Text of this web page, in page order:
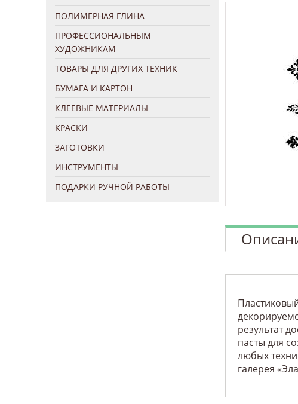
ПОЛИМЕРНАЯ ГЛИНА
ПРОФЕССИОНАЛЬНЫМ
ХУДОЖНИКАМ
ТОВАРЫ ДЛЯ ДРУГИХ ТЕХНИК
БУМАГА И КАРТОН
КЛЕЕВЫЕ МАТЕРИАЛЫ
КРАСКИ
ЗАГОТОВКИ
ИНСТРУМЕНТЫ
ПОДАРКИ РУЧНОЙ РАБОТЫ
результат
пасты для
любых
галерея